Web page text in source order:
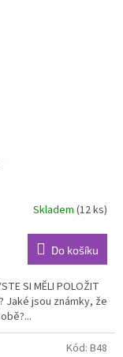
Skladem (12 ks)
Do košíku
SI MĚLI POLOŽIT
Jaké jsou známky, že
Kód: B48